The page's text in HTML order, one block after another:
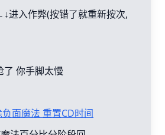
进入作弊(按错了就重新按次,
了 你手脚太慢
面魔法 重置CD时间